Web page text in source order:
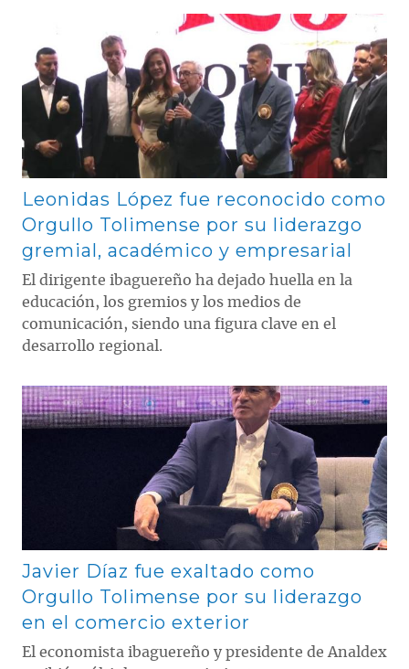
Contenido multimedia principal
Leonidas López fue reconocido como
Orgullo Tolimense por su liderazgo
gremial, académico y empresarial
El dirigente ibaguereño ha dejado huella en la
educación, los gremios y los medios de
comunicación, siendo una figura clave en el
desarrollo regional.
Contenido multimedia principal
Javier Díaz fue exaltado como
Orgullo Tolimense por su liderazgo
en el comercio exterior
El economista ibaguereño y presidente de Analdex